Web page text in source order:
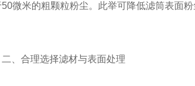
50微米的粗颗粒粉尘。此举可降低滤筒表面
合理选择滤材与表面处理